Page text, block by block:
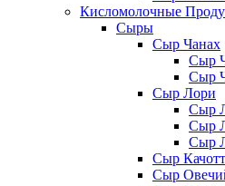
Кисломолочные
Сыры
Сыр Чанах
Сыр
Сыр
Сыр Лори
Сыр
Сыр
Сыр
Сыр
Сыр